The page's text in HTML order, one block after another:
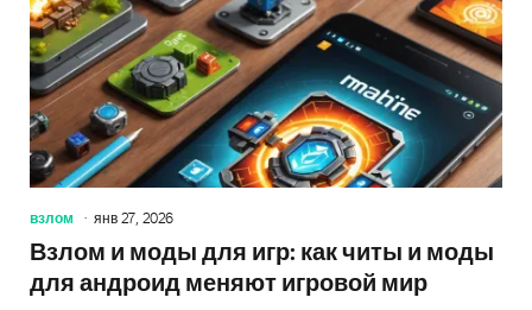
взлом янв 27, 2026
Взлом и моды для игр: как читы и моды
для андроид меняют игровой мир